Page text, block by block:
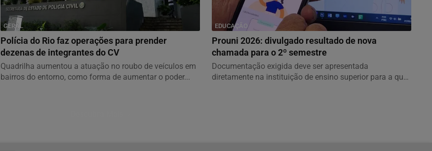
GERAL
Polícia do Rio faz operações para prender
dezenas de integrantes do CV
Quadrilha aumentou a atuação no roubo de veículos em
bairros do entorno, como forma de aumentar o poder...
EDUCAÇÃO
Prouni 2026: divulgado resultado de nova
chamada para o 2º semestre
Documentação exigida deve ser apresentada
diretamente na instituição de ensino superior para a qual